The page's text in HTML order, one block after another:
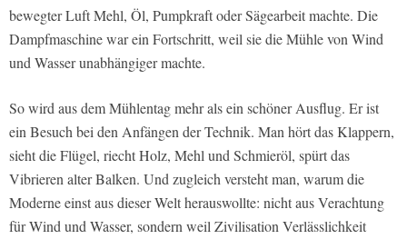
bewegter Luft Mehl, Öl, Pumpkraft oder Sägearbeit machte. Die
Dampfmaschine war ein Fortschritt, weil sie die Mühle von Wind
und Wasser unabhängiger machte.
So wird aus dem Mühlentag mehr als ein schöner Ausflug. Er ist
ein Besuch bei den Anfängen der Technik. Man hört das Klappern,
sieht die Flügel, riecht Holz, Mehl und Schmieröl, spürt das
Vibrieren alter Balken. Und zugleich versteht man, warum die
Moderne einst aus dieser Welt herauswollte: nicht aus Verachtung
für Wind und Wasser, sondern weil Zivilisation Verlässlichkeit